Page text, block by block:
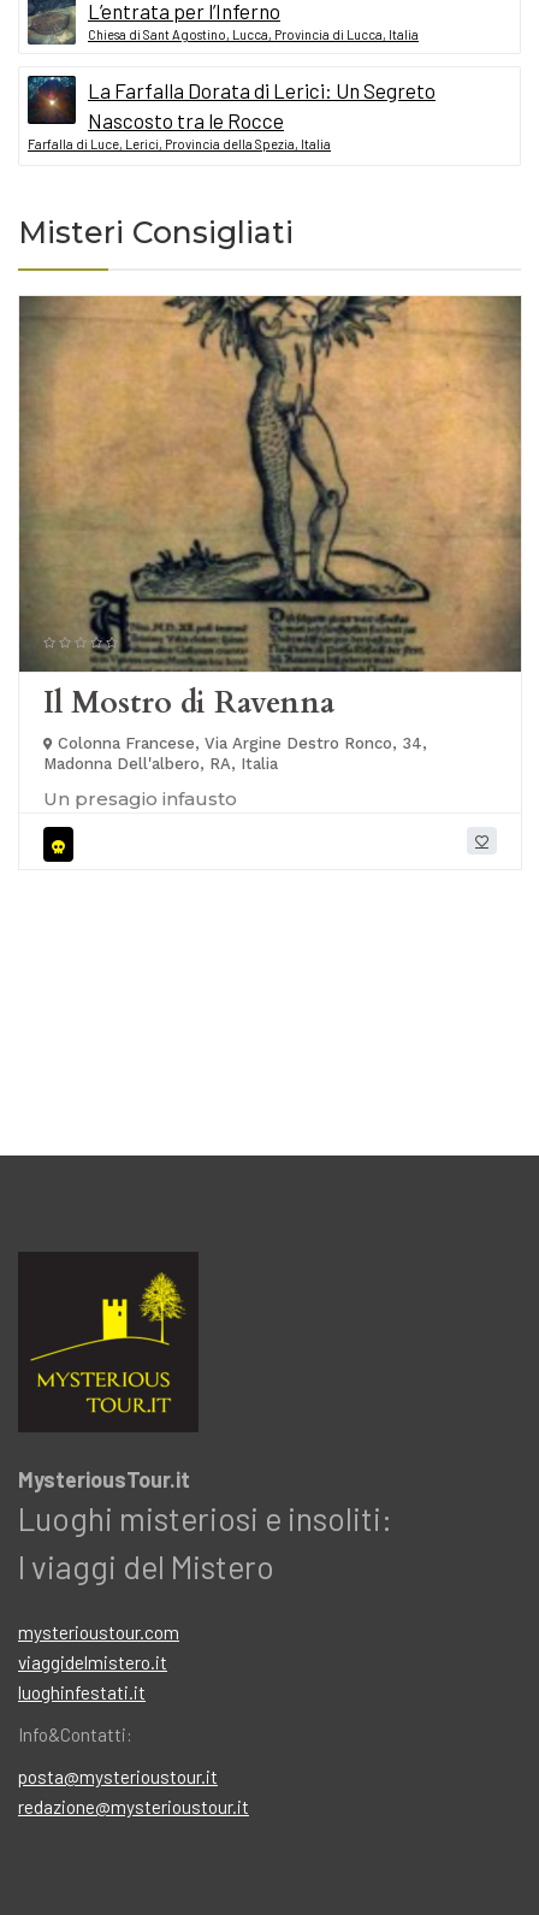
L’entrata per l’Inferno
Chiesa di Sant Agostino, Lucca, Provincia di Lucca, Italia
La Farfalla Dorata di Lerici: Un Segreto
Nascosto tra le Rocce
Farfalla di Luce, Lerici, Provincia della Spezia, Italia
Misteri Consigliati
Il Mostro di Ravenna
Colonna Francese, Via Argine Destro Ronco, 34,
Madonna Dell'albero, RA, Italia
Un presagio infausto
MysteriousTour.it
Luoghi misteriosi e insoliti:
I viaggi del Mistero
mysterioustour.com
viaggidelmistero.it
luoghinfestati.it
Info&Contatti:
posta@mysterioustour.it
redazione@mysterioustour.it